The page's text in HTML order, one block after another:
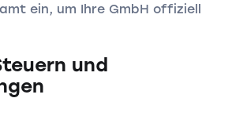
ein, um Ihre GmbH offiziell
und